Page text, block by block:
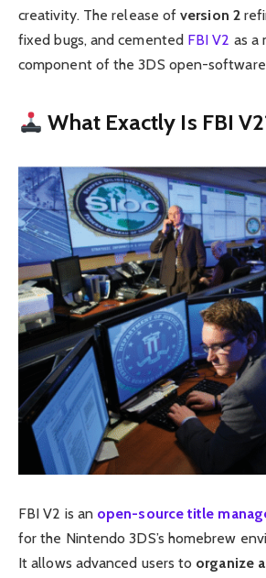
creativity. The release ofversion 2
fixed bugs, and cemented FBI V2 as a
component of the 3DS open-
What Exactly Is FBI
FBI V2 is an open-source title
for the Nintendo 3DS’s homebrew
It allows advanced users to organize